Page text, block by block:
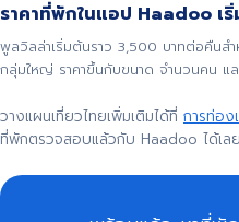
ราคาที่พักในแอป Haadoo เริ่
พูลวิลล่าเริ่มต้นราว 3,500 บาทต่อคืนส
กลุ่มใหญ่ ราคาขึ้นกับขนาด จำนวนคน แ
วางแผนเที่ยวไทยเพิ่มเติมได้ที่ การท่อง
ที่พักตรวจสอบแล้วกับ Haadoo ได้เลย